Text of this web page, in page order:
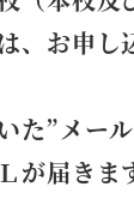
、お申し
た”メー
が届きま